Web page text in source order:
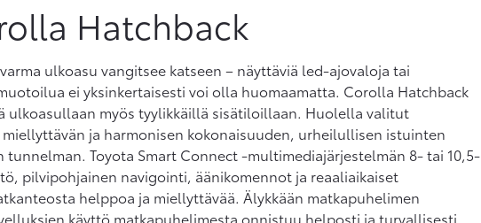
Hatchback
ulkoasu vangitsee katseen – näyttäviä led-ajovaloja tai
ei yksinkertaisesti voi olla huomaamatta. Corolla Hatchback
ulkoasullaan myös tyylikkäillä sisätiloillaan. Huolella valitut
ja harmonisen kokonaisuuden, urheilullisen istuinten
tunnelman. Toyota Smart Connect -multimediajärjestelmän 8- tai 10,5-
pilvipohjainen navigointi, äänikomennot ja reaaliaikaiset
helppoa ja miellyttävää. Älykkään matkapuhelimen
käyttö matkapuhelimesta onnistuu helposti ja turvallisesti.